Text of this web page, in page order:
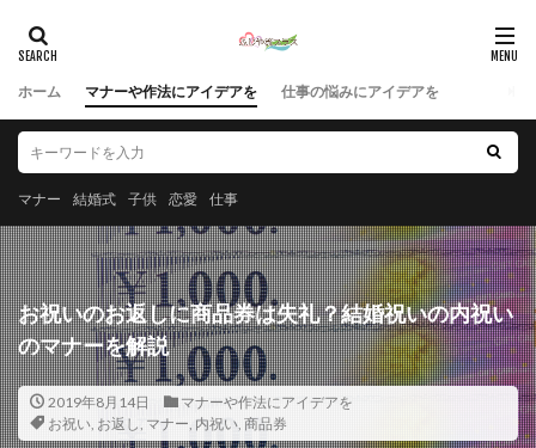
ホーム マナーや作法にアイデアを 仕事の悩みにアイデアを
マナー 結婚式 子供 恋愛 仕事
お祝いのお返しに商品券は失礼？結婚祝いの内祝い
のマナーを解説
2019年8月14日
マナーや作法にアイデアを
お祝い, お返し, マナー, 内祝い, 商品券